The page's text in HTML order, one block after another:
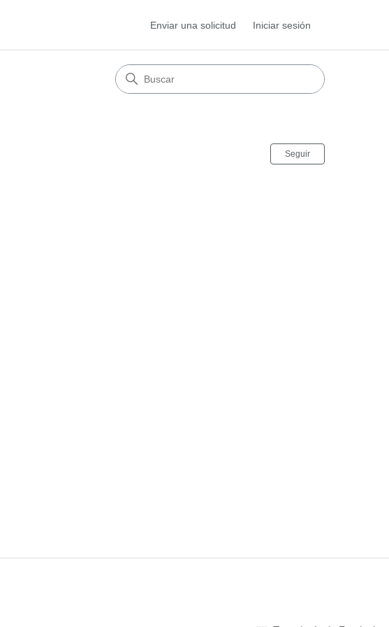
Enviar una solicitud Iniciar sesión
Seguir